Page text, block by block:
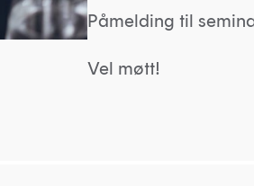
Påmelding til
Vel møtt!